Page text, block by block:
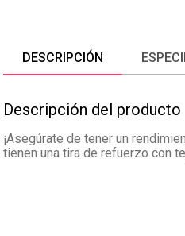
DESCRIPCIÓN
Descripción del producto
¡Asegúrate de tener un
tienen una tira de refuerzo con